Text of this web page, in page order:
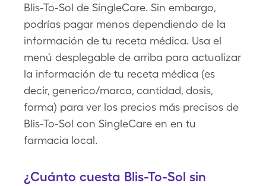
Blis-To-Sol de SingleCare. Sin embargo,
podrías pagar menos dependiendo de la
información de tu receta médica. Usa el
menú desplegable de arriba para actualizar
la información de tu receta médica (es
decir, generico/marca, cantidad, dosis,
forma) para ver los precios más precisos de
Blis-To-Sol con SingleCare en en tu
farmacia local.
¿Cuánto cuesta Blis-To-Sol sin